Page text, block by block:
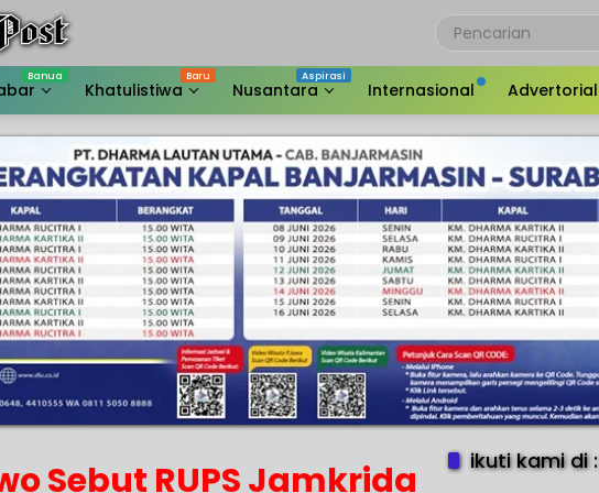
Khatulistiwa Nusantara Internasional Advertorial
Sebut RUPS Jamkrida
ikuti kami di :